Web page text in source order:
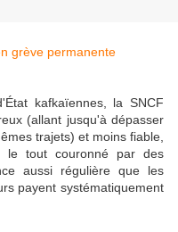
kafkaïennes, la SNCF
(allant jusqu'à dépasser
trajets) et moins fiable,
le tout couronné par des
aussi régulière que les
payent systématiquement